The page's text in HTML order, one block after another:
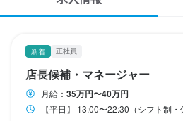
スカウト・メルマガ受信設定
ヘルプ・お問い合わせフォーム
掲載をご検討の店舗様へ
食べログ求人PRESS
新着 正社員
店長候補・マネージャー
月給： 35万円〜40万円
【平日】 13:00〜22:30（シフト制・休憩あり） 【土日祝】 11:00〜22:30（早番遅番のシフト制・休憩あり） ●ランチ営業が
店長候補・マネージャ
月給350,000円〜400,000円
ボーナス・賞与あり 昇給あり 交通費支給
調理師・調理スタッフ
月給300,000円〜360,000円
ボーナス・賞与あり 昇給あり 交通費支給
調理補助・調理見習い
月給270,000円〜330,000円
ボーナス・賞与あり 昇給あり 交通費支給